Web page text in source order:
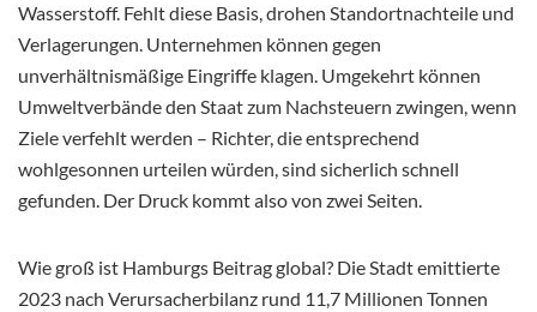
Wasserstoff. Fehlt diese Basis, drohen Standortnachteile und
Verlagerungen. Unternehmen können gegen
unverhältnismäßige Eingriffe klagen. Umgekehrt können
Umweltverbände den Staat zum Nachsteuern zwingen, wenn
Ziele verfehlt werden – Richter, die entsprechend
wohlgesonnen urteilen würden, sind sicherlich schnell
gefunden. Der Druck kommt also von zwei Seiten.
Wie groß ist Hamburgs Beitrag global? Die Stadt emittierte
2023 nach Verursacherbilanz rund 11,7 Millionen Tonnen